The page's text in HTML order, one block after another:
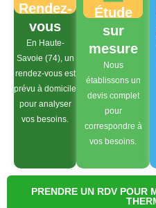
Rendez-
vous
En Haute-
Savoie (74), un
rendez-vous est
prévu à domicile
pour analyser
vos besoins.
Étude
sur
mesure
Nous
établissons un
devis complet
pour
correspondre à
vos besoins.
PRENDRE UN RDV POUR